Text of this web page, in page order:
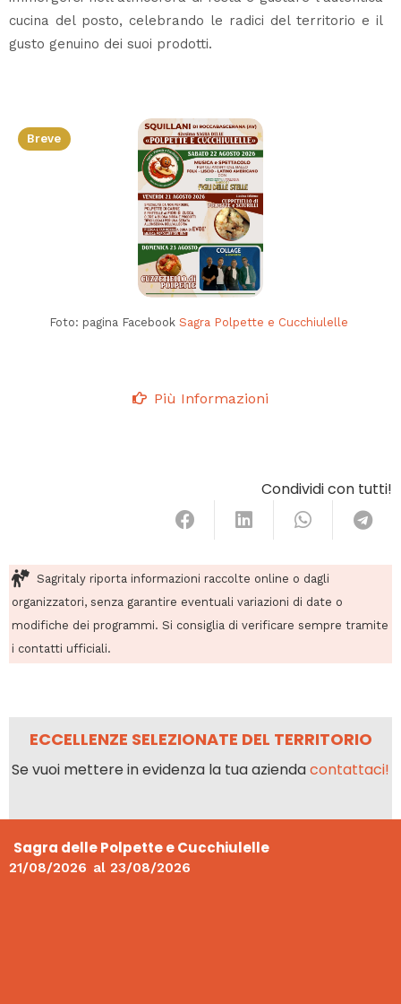
cucina del posto, celebrando le radici del territorio e il
gusto genuino dei suoi prodotti.
Breve
Foto: pagina Facebook Sagra Polpette e Cucchiulelle
Più Informazioni
Condividi con tutti!
Sagritaly riporta informazioni raccolte online o dagli
organizzatori, senza garantire eventuali variazioni di date o
modifiche dei programmi. Si consiglia di verificare sempre tramite
i contatti ufficiali.
ECCELLENZE SELEZIONATE DEL TERRITORIO
Se vuoi mettere in evidenza la tua aziendacontattaci!
Sagra delle Polpette e Cucchiulelle
21/08/2026 al 23/08/2026